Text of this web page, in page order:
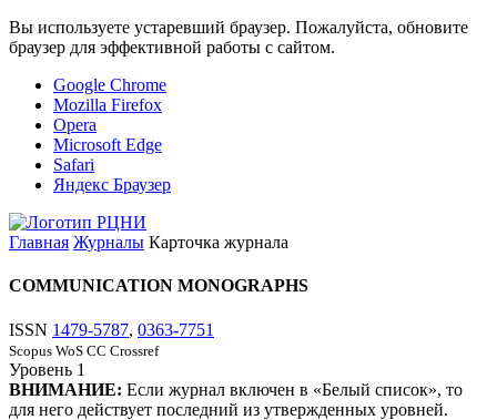
Вы используете устаревший браузер. Пожалуйста, обновите
браузер для эффективной работы с сайтом.
Google Chrome
Mozilla Firefox
Opera
Microsoft Edge
Safari
Яндекс Браузер
Главная Журналы Карточка журнала
COMMUNICATION MONOGRAPHS
ISSN 1479-5787, 0363-7751
Scopus WoS CC Crossref
Уровень 1
ВНИМАНИЕ: Если журнал включен в «Белый список», то
для него действует последний из утвержденных уровней.